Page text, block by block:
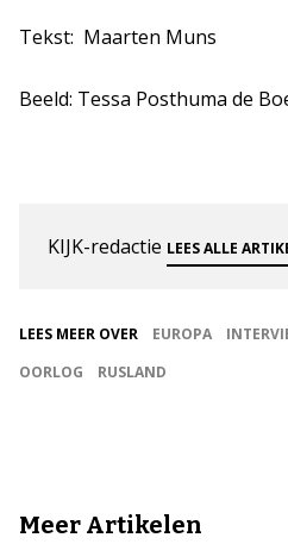
Tekst: Maarten Muns
Beeld: Tessa Posthuma de
KIJK-redactie LEES ALLE
LEES MEER OVER EUROPA
OORLOG
RUSLAND
Meer Artikelen